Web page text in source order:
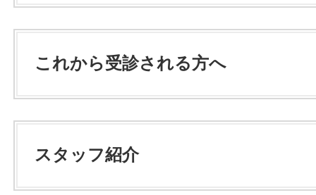
これから受診される方へ
スタッフ紹介